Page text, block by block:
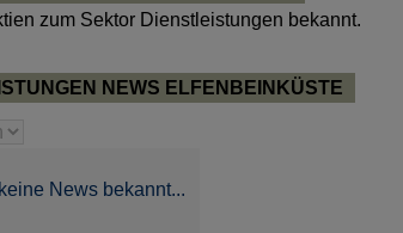
zum Sektor Dienstleistungen bekannt.
NEWS ELFENBEINKÜSTE
News bekannt...